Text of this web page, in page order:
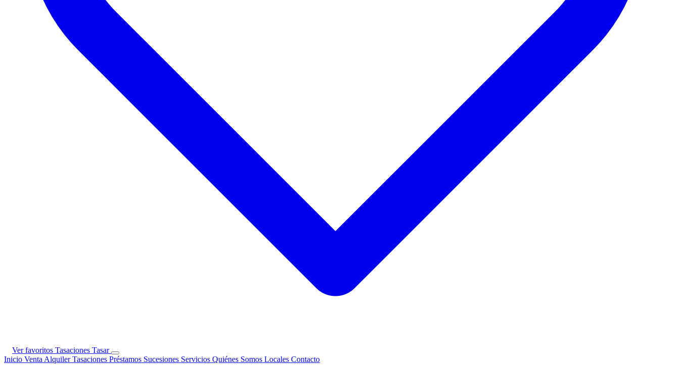
Ver favoritos Tasaciones Tasar
Inicio Venta AlquilerTasaciones Préstamos Sucesiones Servicios Quiénes Somos Locales Contacto